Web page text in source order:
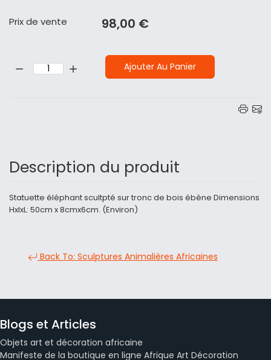
Prix ​​de vente 98,00 €
Ajouter Au Panier
Description du produit
Statuette éléphant scultpté sur tronc de bois ébène Dimensions
HxlxL: 50cm x 8cmx6cm. (Environ)
Back To: Sculptures Animalières Africaines
Blogs et Articles
Objets art et décoration africaine
Manifeste de la boutique en ligne Afrique Art Décoration